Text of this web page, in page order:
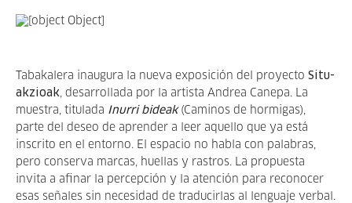
Tabakalera inaugura la nueva exposición del proyecto Situ-
akzioak, desarrollada por la artista Andrea Canepa. La
muestra, titulada Inurri bideak (Caminos de hormigas),
parte del deseo de aprender a leer aquello que ya está
inscrito en el entorno. El espacio no habla con palabras,
pero conserva marcas, huellas y rastros. La propuesta
invita a afinar la percepción y la atención para reconocer
esas señales sin necesidad de traducirlas al lenguaje verbal.